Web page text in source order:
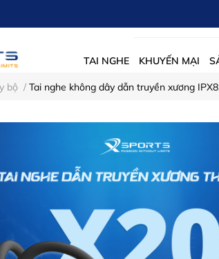
TAI NGHE KHUYẾN MẠI
bộ / Tai nghe không dây dẫn truyền xương